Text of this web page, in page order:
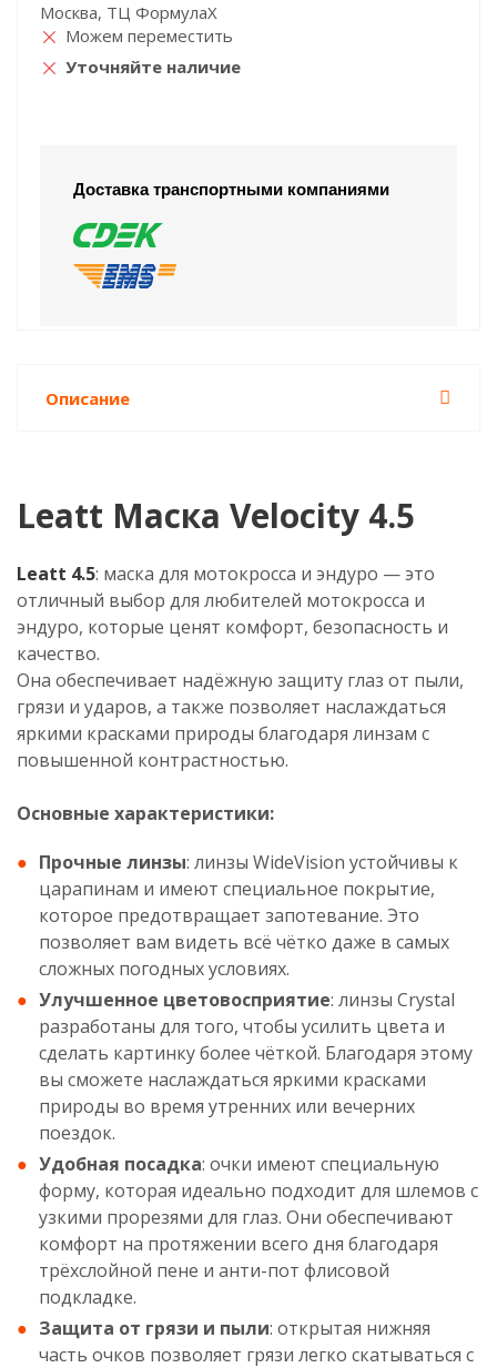
Москва, ТЦ ФормулаХ
Можем переместить
Уточняйте наличие
Доставка транспортными компаниями
Описание
Leatt Маска Velocity 4.5
Leatt 4.5: маска для мотокросса и эндуро — это
отличный выбор для любителей мотокросса и
эндуро, которые ценят комфорт, безопасность и
качество.
Она обеспечивает надёжную защиту глаз от пыли,
грязи и ударов, а также позволяет наслаждаться
яркими красками природы благодаря линзам с
повышенной контрастностью.
Основные характеристики:
Прочные линзы: линзы WideVision устойчивы к
царапинам и имеют специальное покрытие,
которое предотвращает запотевание. Это
позволяет вам видеть всё чётко даже в самых
сложных погодных условиях.
Улучшенное цветовосприятие: линзы Crystal
разработаны для того, чтобы усилить цвета и
сделать картинку более чёткой. Благодаря этому
вы сможете наслаждаться яркими красками
природы во время утренних или вечерних
поездок.
Удобная посадка: очки имеют специальную
форму, которая идеально подходит для шлемов с
узкими прорезями для глаз. Они обеспечивают
комфорт на протяжении всего дня благодаря
трёхслойной пене и анти-пот флисовой
подкладке.
Защита от грязи и пыли: открытая нижняя
часть очков позволяет грязи легко скатываться с